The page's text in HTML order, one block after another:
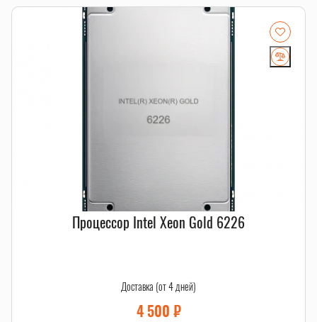
Процессор Intel Xeon Gold 6226
Доставка (от 4 дней)
4 500 ₽